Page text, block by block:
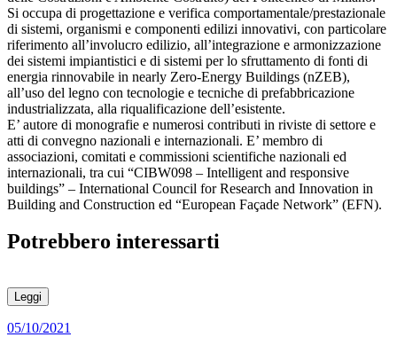
Si occupa di progettazione e verifica comportamentale/prestazionale
di sistemi, organismi e componenti edilizi innovativi, con particolare
riferimento all’involucro edilizio, all’integrazione e armonizzazione
dei sistemi impiantistici e di sistemi per lo sfruttamento di fonti di
energia rinnovabile in nearly Zero-Energy Buildings (nZEB),
all’uso del legno con tecnologie e tecniche di prefabbricazione
industrializzata, alla riqualificazione dell’esistente.
E’ autore di monografie e numerosi contributi in riviste di settore e
atti di convegno nazionali e internazionali. E’ membro di
associazioni, comitati e commissioni scientifiche nazionali ed
internazionali, tra cui “CIBW098 – Intelligent and responsive
buildings” – International Council for Research and Innovation in
Building and Construction ed “European Façade Network” (EFN).
Potrebbero interessarti
Leggi
05/10/2021